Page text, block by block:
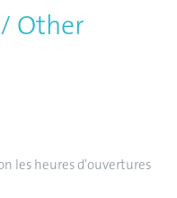
Other
les heures d'ouvertures